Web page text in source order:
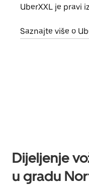
UberXXL je pravi
Saznajte više o
Dijeljenje
u gradu